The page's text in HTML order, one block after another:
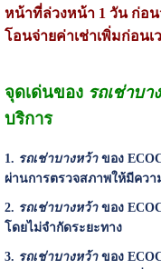
หน้าที่ล่วงหน้า 1 วัน ก่อ
โอนจ่ายค่าเช่าเพิ่มก่อนเ
จุดเด่นของ รถเช่าบา
บริการ
1. รถเช่าบางหว้า ของ
ผ่านการตรวจสภาพให้มีคว
2. รถเช่าบางหว้าของ
โดยไม่จำกัดระยะทาง
3. รถเช่าบางหว้าของ